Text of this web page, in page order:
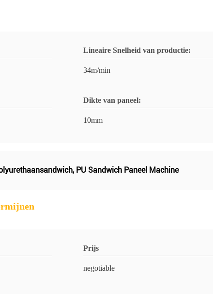
Lineaire Snelheid van productie:
34m/min
Dikte van paneel:
10mm
, PU Sandwich Paneel Machine
Prijs
negotiable